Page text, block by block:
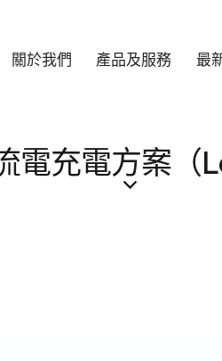
關於我們 產品及服務 最
電充電方案（